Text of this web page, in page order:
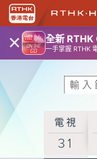
× 全新
一手掌握 RTHK
電視
31